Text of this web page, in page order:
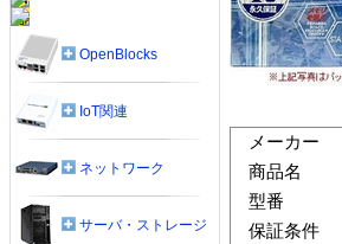
メーカー
商品名
型番
保証条件
OpenBlocks
IoT関連
ネットワーク
サーバ・ストレージ